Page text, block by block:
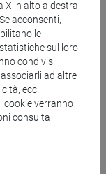
NEGLI
iniziale
X in alto a destra
acconsenti,
le
sul loro
condivisi
ad altre
ecc.
cookie verranno
consulta